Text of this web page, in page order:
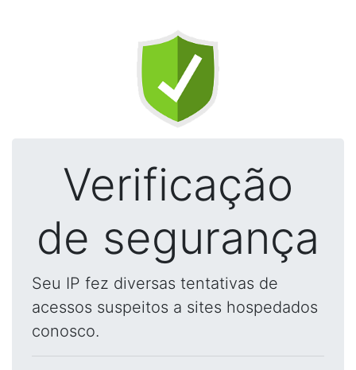
Verificação
de segurança
Seu IP fez diversas tentativas de
acessos suspeitos a sites hospedados
conosco.